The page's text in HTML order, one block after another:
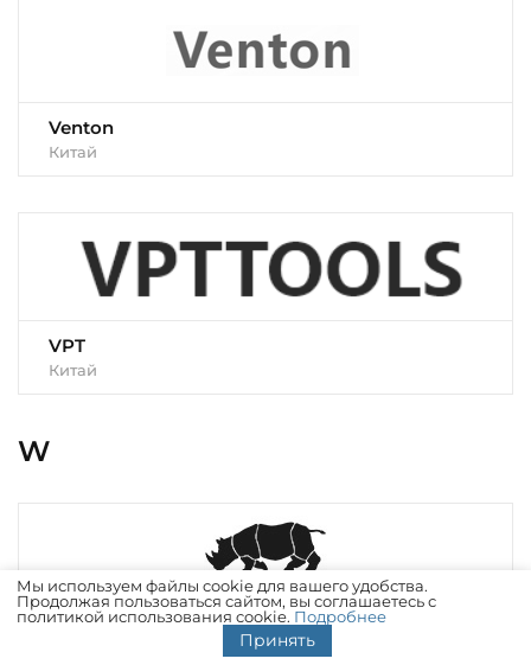
Venton
Китай
VPT
Китай
W
Мы используем файлы cookie для вашего удобства.
Продолжая пользоваться сайтом, вы соглашаетесь с
политикой использования cookie. Подробнее
Принять